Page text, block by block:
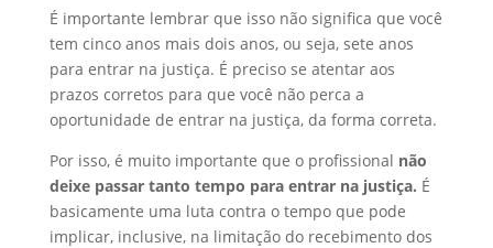
É importante lembrar que isso não significa que você
tem cinco anos mais dois anos, ou seja, sete anos
para entrar na justiça. É preciso se atentar aos
prazos corretos para que você não perca a
oportunidade de entrar na justiça, da forma correta.
Por isso, é muito importante que o profissional não
deixe passar tanto tempo para entrar na justiça. É
basicamente uma luta contra o tempo que pode
implicar, inclusive, na limitação do recebimento dos